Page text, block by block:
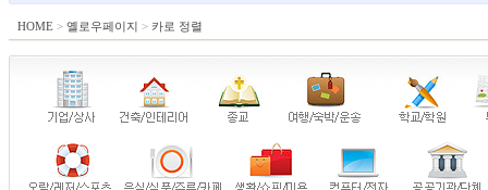
HOME > 옐로우페이지 > 카로 정렬